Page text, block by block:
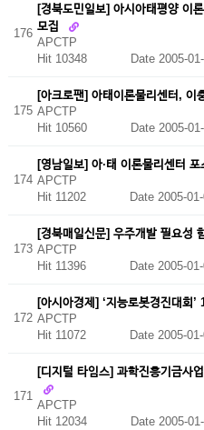
176
[경북도민일보] 아시아태평양 이
모집
APCTP
Hit 10348 Date 2005-
175
[아크로팬] 아태이론물리센터, 이
APCTP
Hit 10560
Date 2005-
174
[영남일보] 아·태 이론물리센터 포
APCTP
Hit 11202
Date 2005-
173
[경북매일신문] 우주개발 필요성
APCTP
Hit 11396
Date 2005-
172
[아시아경제] ‘지능로봇경진대회’
APCTP
Hit 11072
Date 2005-
171
[디지털 타임스] 과학진흥기금사
APCTP
Hit 12034 Date 2005-